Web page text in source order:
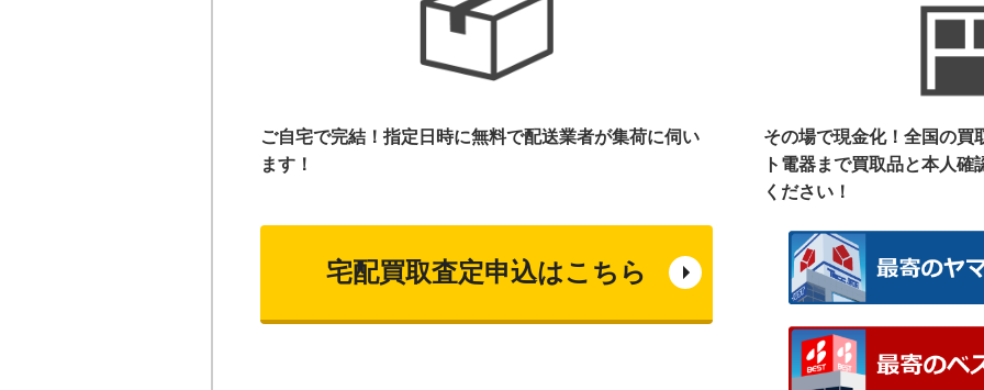
ご自宅で完結！指定日時に無料で配送業者が集荷に伺い
ます！
宅配買取査定申込はこちら
その場で現金化！全国の買
ト電器まで買取品と本人確
ください！